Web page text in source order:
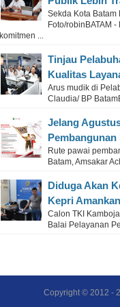
Sekda Kota Batam
Foto/robinBATAM
komitmen ...
Tinjau
Kualitas
Arus mudik di
Claudia/ BP
Jelang
Pembangunan
Rute pawai
Batam, Amsakar
Diduga Akan
Kepri
Calon TKI
Balai Pelayanan
Copyright © 2012 -